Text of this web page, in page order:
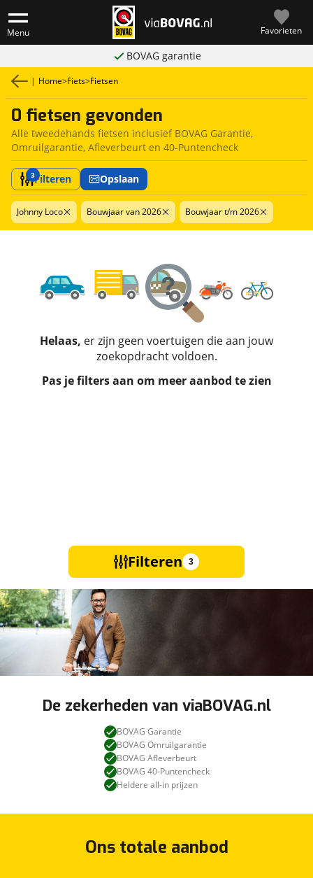
Menu Favorieten
BOVAG garantie
| Home>Fiets>Fietsen
0 fietsen gevonden
Alle tweedehands fietsen inclusief BOVAG Garantie,
Omruilgarantie, Afleverbeurt en 40-Puntencheck
3Filteren Opslaan
Johnny Loco Bouwjaar van 2026 Bouwjaar t/m 2026
Helaas, er zijn geen voertuigen die aan jouw
zoekopdracht voldoen.
Pas je filters aan om meer aanbod te zien
Filteren 3
De zekerheden van viaBOVAG.nl
BOVAG Garantie
BOVAG Omruilgarantie
BOVAG Afleverbeurt
BOVAG 40-Puntencheck
Heldere all-in prijzen
Ons totale aanbod